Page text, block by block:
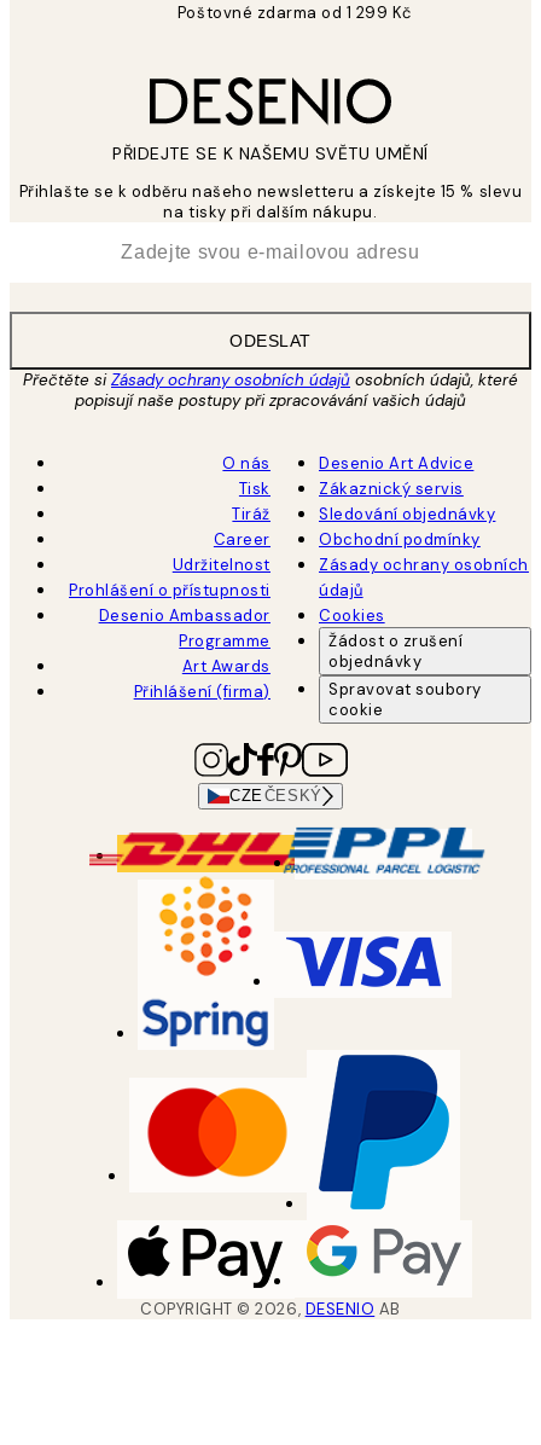
Poštovné zdarma od 1 299 Kč
PŘIDEJTE SE K NAŠEMU SVĚTU UMĚNÍ
Přihlašte se k odběru našeho newsletteru a získejte 15 % slevu
na tisky při dalším nákupu.
ODESLAT
Přečtěte siZásady ochrany osobních údajů osobních údajů, které
popisují naše postupy při zpracovávání vašich údajů
O nás
Tisk
Tiráž
Career
Udržitelnost
Prohlášení o přístupnosti
Desenio Ambassador
Programme
Art Awards
Přihlášení (firma)
Desenio Art Advice
Zákaznický servis
Sledování objednávky
Obchodní podmínky
Zásady ochrany osobních
údajů
Cookies
Žádost o zrušení
objednávky
Spravovat soubory
cookie
CZEČESKÝ
COPYRIGHT ©2026, DESENIO AB